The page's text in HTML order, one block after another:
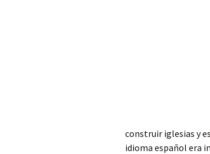
construir iglesias y
idioma español era